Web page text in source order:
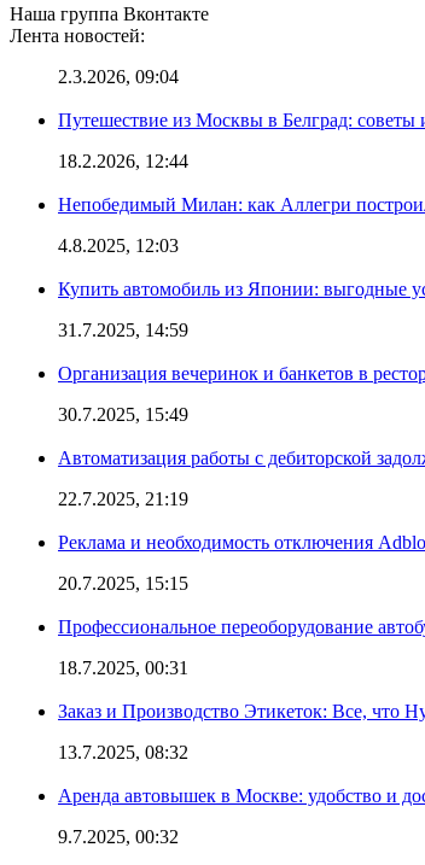
Наша группа Вконтакте
Лента новостей:
2.3.2026, 09:04
Путешествие из Москвы в Белград: советы
18.2.2026, 12:44
Непобедимый Милан: как Аллегри
4.8.2025, 12:03
Купить автомобиль из Японии: выгодные
31.7.2025, 14:59
Организация вечеринок и банкетов в
30.7.2025, 15:49
Автоматизация работы с дебиторской
22.7.2025, 21:19
Реклама и необходимость отключения
20.7.2025, 15:15
Профессиональное переоборудование
18.7.2025, 00:31
Заказ и Производство Этикеток: Все, что
13.7.2025, 08:32
Аренда автовышек в Москве: удобство и
9.7.2025, 00:32